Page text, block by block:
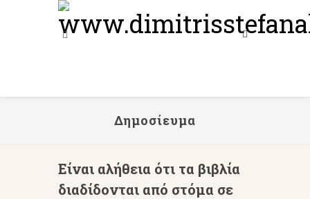
Δημοσίευμα
Είναι αλήθεια ότι τα βιβλία
διαδίδονται από στόμα σε